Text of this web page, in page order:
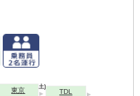
2026年08月08日(土)
東京
TDL